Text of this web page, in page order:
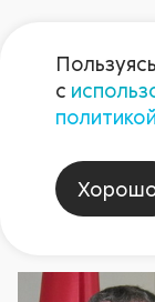
Газета №8
с